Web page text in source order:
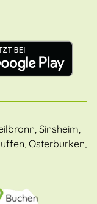
Sinsheim,
Osterburken,